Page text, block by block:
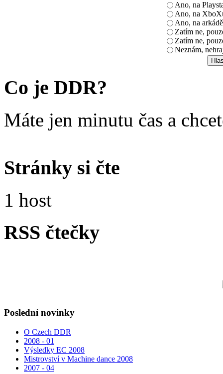
Ano, na
Ano, na
Ano, na arkádě
Zatím ne,
Zatím ne,
Neznám,
Co je DDR?
Máte jen minutu čas a
Stránky si čte
1 host
RSS čtečky
Poslední novinky
O Czech DDR
2008 - 01
Výsledky EC 2008
Mistrovství v Machine dance 2008
2007 - 04